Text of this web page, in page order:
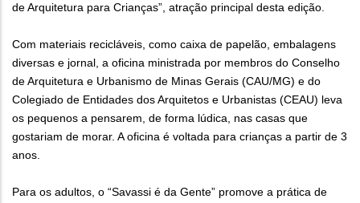
de Arquitetura para Crianças”, atração principal desta edição.
Com materiais recicláveis, como caixa de papelão, embalagens
diversas e jornal, a oficina ministrada por membros do Conselho
de Arquitetura e Urbanismo de Minas Gerais (CAU/MG) e do
Colegiado de Entidades dos Arquitetos e Urbanistas (CEAU) leva
os pequenos a pensarem, de forma lúdica, nas casas que
gostariam de morar. A oficina é voltada para crianças a partir de 3
anos.
Para os adultos, o “Savassi é da Gente” promove a prática de